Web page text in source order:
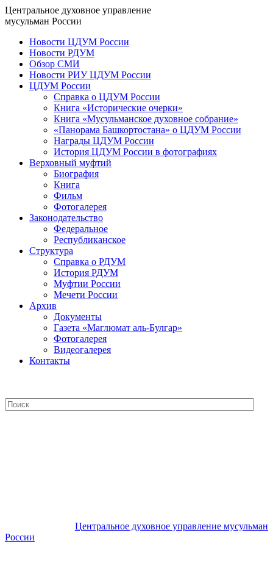
Центральное духовное управление
мусульман России
Новости ЦДУМ России
Новости РДУМ
Обзор СМИ
Новости РИУ ЦДУМ России
ЦДУМ России
Справка о ЦДУМ России
Книга «Исторические очерки»
Книга «Мусульманское духовное собрание»
«Панорама Башкортостана» о ЦДУМ России
Награды ЦДУМ России
История ЦДУМ России в фотографиях
Верховный муфтий
Биография
Книга
Фильм
Фотогалерея
Законодательство
Федеральное
Республиканское
Структура
Справка о РДУМ
История РДУМ
Муфтии России
Мечети России
Архив
Документы
Газета «Маглюмат аль-Булгар»
Фотогалерея
Видеогалерея
Контакты
Центральное духовное управление мусульман
России